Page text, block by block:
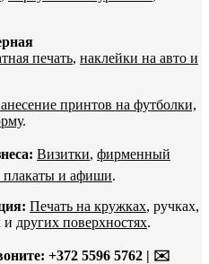
печать, наклейки на авто и
принтов на футболки,
.
Визитки, фирменный
и афиши.
Печать на кружках, ручках,
и других поверхностях.
+372 5596 5762 | ✉️